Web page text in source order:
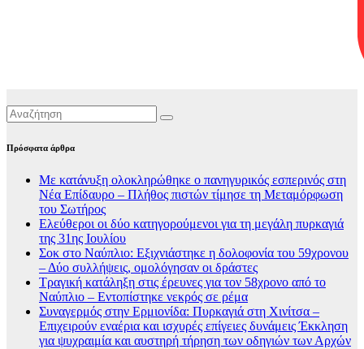
Πρόσφατα άρθρα
Με κατάνυξη ολοκληρώθηκε ο πανηγυρικός εσπερινός στη
Νέα Επίδαυρο – Πλήθος πιστών τίμησε τη Μεταμόρφωση
του Σωτήρος
Ελεύθεροι οι δύο κατηγορούμενοι για τη μεγάλη πυρκαγιά
της 31ης Ιουλίου
Σοκ στο Ναύπλιο: Εξιχνιάστηκε η δολοφονία του 59χρονου
– Δύο συλλήψεις, ομολόγησαν οι δράστες
Τραγική κατάληξη στις έρευνες για τον 58χρονο από το
Ναύπλιο – Εντοπίστηκε νεκρός σε ρέμα
Συναγερμός στην Ερμιονίδα: Πυρκαγιά στη Χινίτσα –
Επιχειρούν εναέρια και ισχυρές επίγειες δυνάμεις Έκκληση
για ψυχραιμία και αυστηρή τήρηση των οδηγιών των Αρχών